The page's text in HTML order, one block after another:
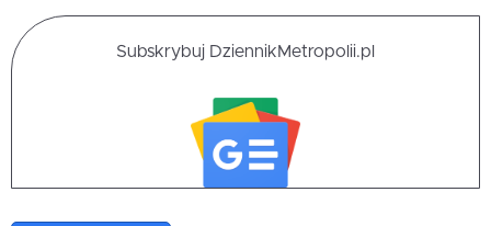
Subskrybuj DziennikMetropolii.pl